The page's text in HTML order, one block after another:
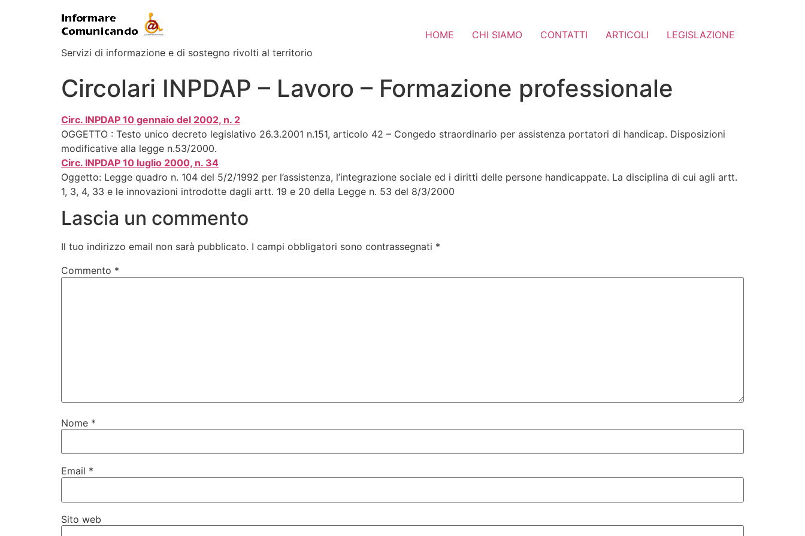
Servizi di informazione e di sostegno rivolti al territorio
HOME CHI SIAMO CONTATTI ARTICOLI LEGISLAZIONE
Circolari INPDAP – Lavoro – Formazione professionale
Circ. INPDAP 10 gennaio del 2002, n. 2
OGGETTO : Testo unico decreto legislativo 26.3.2001 n.151, articolo 42 – Congedo straordinario per assistenza portatori di handicap. Disposizioni
modificative alla legge n.53/2000.
Circ. INPDAP 10 luglio 2000, n. 34
Oggetto: Legge quadro n. 104 del 5/2/1992 per l’assistenza, l’integrazione sociale ed i diritti delle persone handicappate. La disciplina di cui agli artt.
1, 3, 4, 33 e le innovazioni introdotte dagli artt. 19 e 20 della Legge n. 53 del 8/3/2000
Lascia un commento
Il tuo indirizzo email non sarà pubblicato. I campi obbligatori sono contrassegnati *
Commento *
Nome *
Email *
Sito web